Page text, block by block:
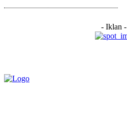
- Iklan -